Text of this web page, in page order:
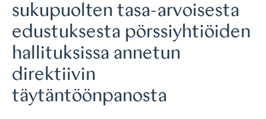
sukupuolten tasa-arvoisesta
edustuksesta pörssiyhtiöiden
hallituksissa annetun
direktiivin
täytäntöönpanosta